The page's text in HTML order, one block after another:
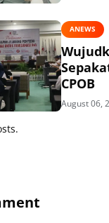
ANEWS
CPOB
August 06,